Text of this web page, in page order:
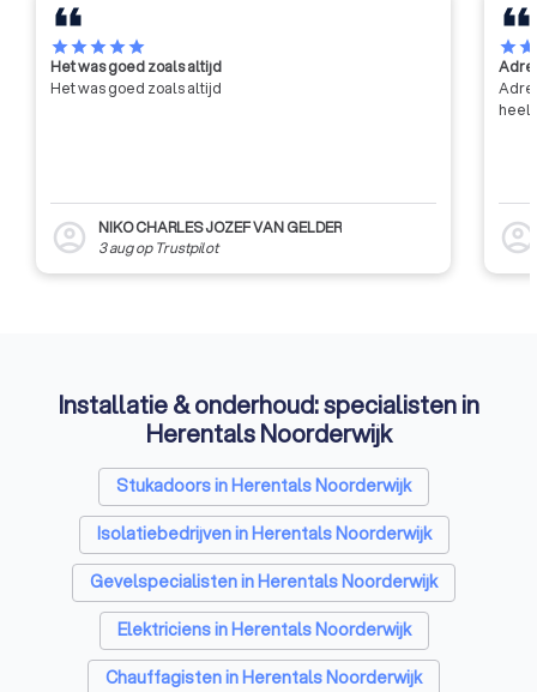
starstarstarstarstar
Het was goed zoals altijd
Het was goed zoals altijd
account_circle
NIKO CHARLES JOZEF VAN GELDER
3 augop Trustpilot
starstar
heel
account_circle
Installatie & onderhoud: specialisten in
Herentals Noorderwijk
Stukadoors in Herentals Noorderwijk
Isolatiebedrijven in Herentals Noorderwijk
Gevelspecialisten in Herentals Noorderwijk
Elektriciens in Herentals Noorderwijk
Chauffagisten in Herentals Noorderwijk